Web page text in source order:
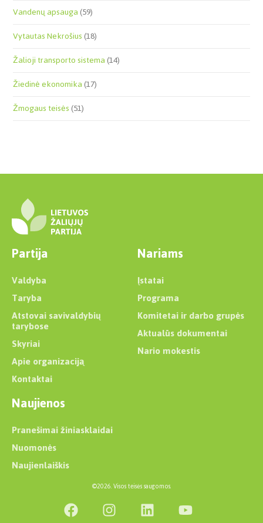
Vandenų apsauga(59)
Vytautas Nekrošius(18)
Žalioji transporto sistema(14)
Žiedinė ekonomika(17)
Žmogaus teisės(51)
Partija
Valdyba
Taryba
Atstovai savivaldybių
tarybose
Skyriai
Apie organizaciją
Kontaktai
Nariams
Įstatai
Programa
Komitetai ir darbo grupės
Aktualūs dokumentai
Nario mokestis
Naujienos
Pranešimai žiniasklaidai
Nuomonės
Naujienlaiškis
©2026. Visos teisės saugomos.